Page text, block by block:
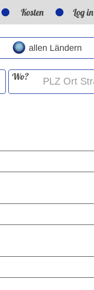
Kosten Log in
Wo?